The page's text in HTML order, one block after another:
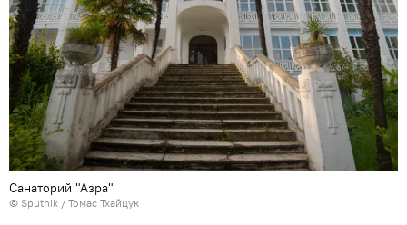
Санаторий "Азра"
© Sputnik / Томас Тхайцук